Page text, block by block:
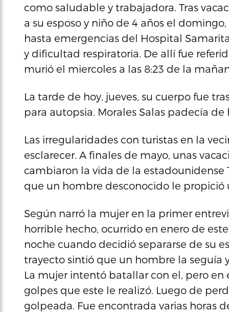
como saludable y trabajadora. Tras
a su esposo y niño de 4 años el
hasta emergencias del Hospital
y dificultad respiratoria. De allí fue
murió el miercoles a las 8:23 de la
La tarde de hoy, jueves, su cuerpo fue
para autopsia. Morales Salas padecía
Las irregularidades con turistas en la
esclarecer. A finales de mayo, unas
cambiaron la vida de la
que un hombre desconocido le propició
Según narró la mujer en la primer
horrible hecho, ocurrido en enero de
noche cuando decidió separarse de su
trayecto sintió que un hombre la seguía
La mujer intentó batallar con el, pero
golpes que este le realizó. Luego de
golpeada. Fue encontrada varias horas